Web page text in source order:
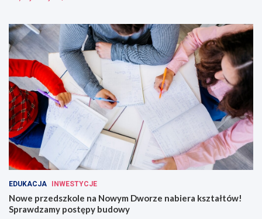
EDUKACJA INWESTYCJE
Nowe przedszkole na Nowym Dworze nabiera kształtów!
Sprawdzamy postępy budowy